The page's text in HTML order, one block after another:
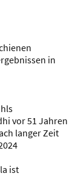
in
vor 51 Jahren
langer Zeit
ist